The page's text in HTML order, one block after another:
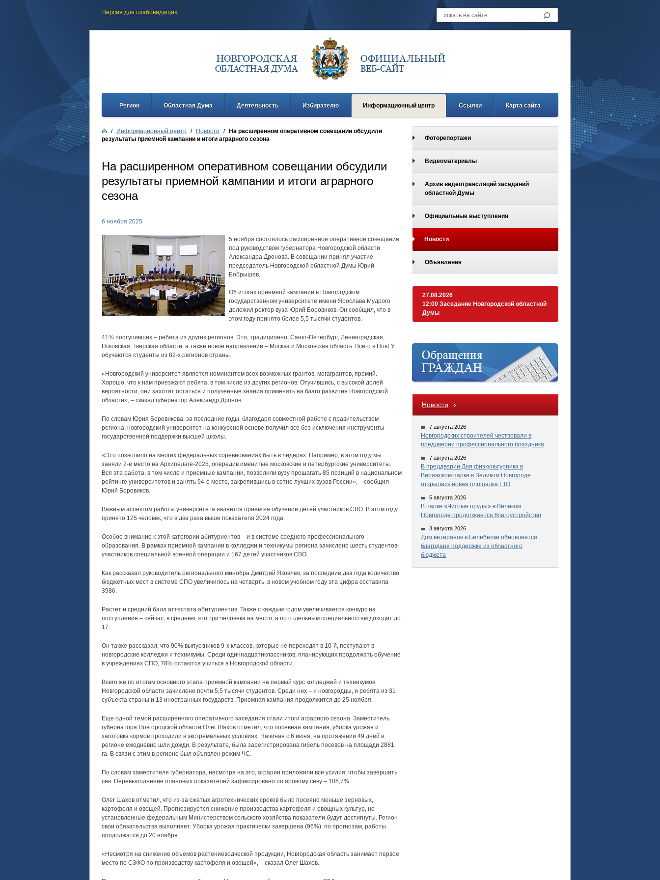
Версия для слабовидящих
Регион Областная Дума Деятельность Избирателю Информационный центр Ссылки Карта сайта
Фоторепортажи
Видеоматериалы
Архив видеотрансляций заседаний
областной Думы
Официальные выступления
Новости
Объявления
27.08.2026
12:00 Заседание Новгородской областной
Думы
Новости
7 августа 2026
Новгородских строителей чествовали в
преддверии профессионального праздника
7 августа 2026
В преддверии Дня физкультурника в
Веряжском парке в Великом Новгороде
открылась новая площадка ГТО
5 августа 2026
В парке «Чистые пруды» в Великом
Новгороде продолжается благоустройство
3 августа 2026
Дом ветеранов в Белебёлке обновляется
благодаря поддержке из областного
бюджета
/ Информационный центр / Новости /
На расширенном оперативном совещании обсудили
результаты приемной кампании и итоги аграрного сезона
На расширенном оперативном совещании обсудили
результаты приемной кампании и итоги аграрного
сезона
6 ноября 2025
5 ноября состоялось расширенное оперативное совещание
под руководством губернатора Новгородской области
Александра Дронова. В совещании принял участие
председатель Новгородской областной Думы Юрий
Бобрышев.
Об итогах приемной кампании в Новгородском
государственном университете имени Ярослава Мудрого
доложил ректор вуза Юрий Боровиков. Он сообщил, что в
этом году принято более 5,5 тысячи студентов.
41% поступивших – ребята из других регионов. Это, традиционно, Санкт-Петербург, Ленинградская,
Псковская, Тверская области, а также новое направление – Москва и Московская область. Всего в НовГУ
обучаются студенты из 82-х регионов страны.
«Новгородский университет является номинантом всех возможных грантов, мегагрантов, премий.
Хорошо, что к нам приезжают ребята, в том числе из других регионов. Отучившись, с высокой долей
вероятности, они захотят остаться и полученные знания применять на благо развития Новгородской
области», – сказал губернатор Александр Дронов.
По словам Юрия Боровикова, за последние годы, благодаря совместной работе с правительством
региона, новгородский университет на конкурсной основе получил все без исключения инструменты
государственной поддержки высшей школы.
«Это позволило на многих федеральных соревнованиях быть в лидерах. Например, в этом году мы
заняли 2-е место на Архипелаге-2025, опередив именитые московские и петербургские университеты.
Вся эта работа, в том числе и приемные кампании, позволили вузу прошагать 85 позиций в национальном
рейтинге университетов и занять 94-е место, закрепившись в сотне лучших вузов России», – сообщил
Юрий Боровиков.
Важным аспектом работы университета является прием на обучение детей участников СВО. В этом году
принято 125 человек, что в два раза выше показателя 2024 года.
Особое внимание к этой категории абитуриентов – и в системе среднего профессионального
образования. В рамках приемной кампании в колледжи и техникумы региона зачислено шесть студентов-
участников специальной военной операции и 167 детей участников СВО.
Как рассказал руководитель регионального минобра Дмитрий Яковлев, за последние два года количество
бюджетных мест в системе СПО увеличилось на четверть, в новом учебном году эта цифра составила
3986.
Растет и средний балл аттестата абитуриентов. Также с каждым годом увеличивается конкурс на
поступление – сейчас, в среднем, это три человека на место, а по отдельным специальностям доходит до
17.
Он также рассказал, что 90% выпускников 9-х классов, которые не переходят в 10-й, поступают в
новгородские колледжи и техникумы. Среди одиннадцатиклассников, планирующих продолжать обучение
в учреждениях СПО, 78% остаются учиться в Новгородской области.
Всего же по итогам основного этапа приемной кампании на первый курс колледжей и техникумов
Новгородской области зачислено почти 5,5 тысячи студентов. Среди них – и новгородцы, и ребята из 31
субъекта страны и 13 иностранных государств. Приемная кампания продолжится до 25 ноября.
Еще одной темой расширенного оперативного заседания стали итоги аграрного сезона. Заместитель
губернатора Новгородской области Олег Шахов отметил, что посевная кампания, уборка урожая и
заготовка кормов проходили в экстремальных условиях. Начиная с 6 июня, на протяжении 49 дней в
регионе ежедневно шли дожди. В результате, была зарегистрирована гибель посевов на площади 2881
га. В связи с этим в регионе был объявлен режим ЧС.
По словам заместителя губернатора, несмотря на это, аграрии приложили все усилия, чтобы завершить
сев. Перевыполнение плановых показателей зафиксировано по яровому севу – 105,7%.
Олег Шахов отметил, что из-за сжатых агротехнических сроков было посеяно меньше зерновых,
картофеля и овощей. Прогнозируется снижение производства картофеля и овощных культур, но
установленные федеральным Министерством сельского хозяйства показатели будут достигнуты. Регион
свои обязательства выполняет. Уборка урожая практически завершена (96%): по прогнозам, работы
продолжатся до 20 ноября.
«Несмотря на снижение объемов растениеводческой продукции, Новгородская область занимает первое
место по СЗФО по производству картофеля и овощей», – сказал Олег Шахов.